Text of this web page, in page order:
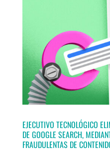
EJECUTIVO TECNOLÓGICO
DE GOOGLE SEARCH,
FRAUDULENTAS DE